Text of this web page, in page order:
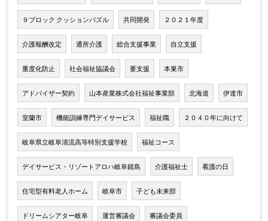
９ブロック クッションパズル 共同開発 ２０２１年度
介護報酬改定 通所介護 総合支援事業 自立支援
重度化防止 社会福祉協議会 要支援 本巣市
アドバイザー契約 山本産業株式会社福祉事業部 北海道 伊達市
室蘭市 機能訓練専門デイサービス 福祉職 ２０４０年に向けて
岐阜県立岐阜清流高等特別支援学校 福祉コース
デイサービス・リゾートアロハ岐阜鏡島 介護福祉士 看護の日
住宅型有料老人ホーム 岐阜市 子ども未来部
ドリームシアター岐阜 運営審議会 審議会委員